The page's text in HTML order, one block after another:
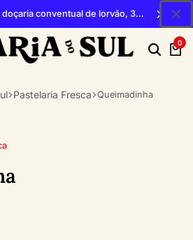
de lorvão, 3, 4 e 5 de outubro 2026, penacova
0
Pastelaria Fresca Queimadinha